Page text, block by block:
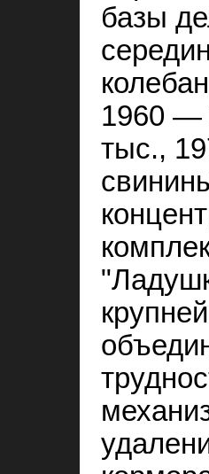
базы
1960 —
тыс.,